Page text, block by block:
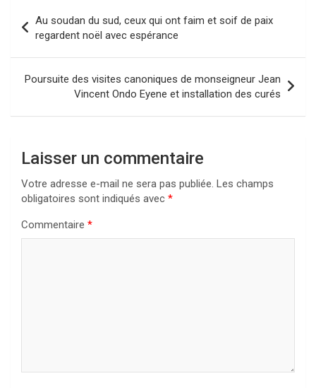
de
l’article
Au soudan du sud, ceux qui ont faim et soif de paix
regardent noël avec espérance
Poursuite des visites canoniques de monseigneur Jean
Vincent Ondo Eyene et installation des curés
Laisser un commentaire
Votre adresse e-mail ne sera pas publiée. Les champs
obligatoires sont indiqués avec *
Commentaire *